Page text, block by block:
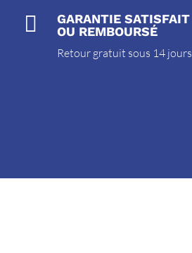

GARANTIE SATISFAIT
OU REMBOURSÉ
Retour gratuit sous 14 jours